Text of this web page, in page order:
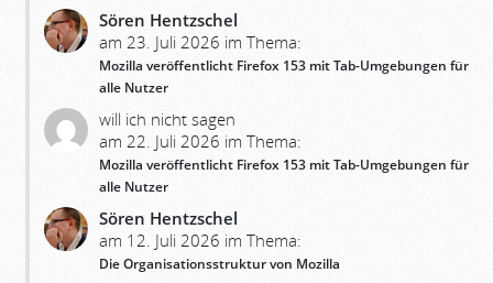
Sören Hentzschel
am 23. Juli 2026 im Thema:
Mozilla veröffentlicht Firefox 153 mit Tab-Umgebungen für
alle Nutzer
will ich nicht sagen
am 22. Juli 2026 im Thema:
Mozilla veröffentlicht Firefox 153 mit Tab-Umgebungen für
alle Nutzer
Sören Hentzschel
am 12. Juli 2026 im Thema:
Die Organisationsstruktur von Mozilla